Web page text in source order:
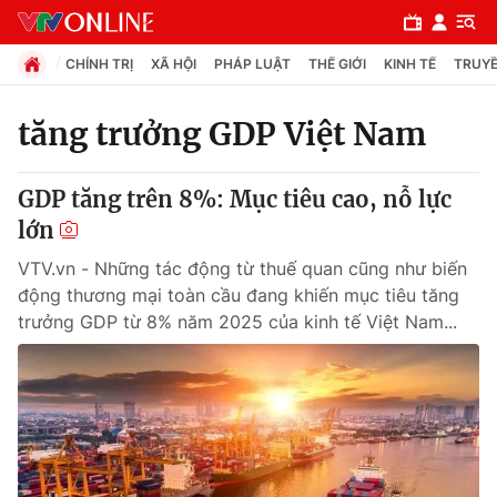
Chuyên mục
Chính trị
Xã hội
Pháp luật
Y tế
Thế giới
CHÍNH TRỊ XÃ HỘI PHÁP LUẬT THẾ GIỚI KINH TẾ
tăng trưởng GDP Việt Nam
GDP tăng trên 8%: Mục tiêu cao, nỗ lực
lớn
VTV.vn - Những tác động từ thuế quan cũng như biến
động thương mại toàn cầu đang khiến mục tiêu tăng
trưởng GDP từ 8% năm 2025 của kinh tế Việt Nam...